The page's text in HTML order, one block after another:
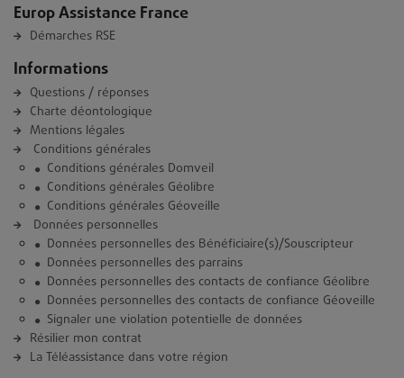
Europ Assistance France
Démarches RSE
Informations
Questions / réponses
Charte déontologique
Mentions légales
Conditions générales
Conditions générales Domveil
Conditions générales Géolibre
Conditions générales Géoveille
Données personnelles
Données personnelles des Bénéficiaire(s)/Souscripteur
Données personnelles des parrains
Données personnelles des contacts de confiance Géolibre
Données personnelles des contacts de confiance Géoveille
Signaler une violation potentielle de données
Résilier mon contrat
La Téléassistance dans votre région